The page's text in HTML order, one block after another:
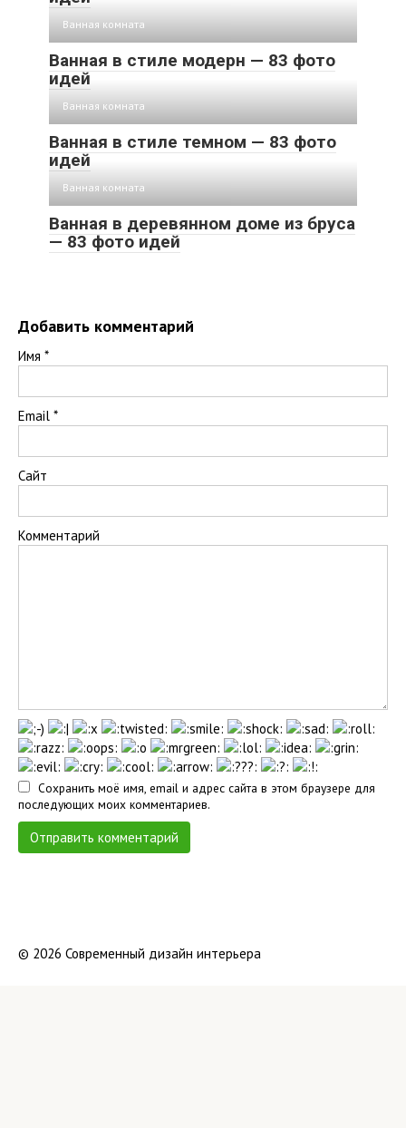
Ванная комната
Ванная в стиле модерн — 83 фото
идей
Ванная комната
Ванная в стиле темном — 83 фото
идей
Ванная комната
Ванная в деревянном доме из бруса
— 83 фото идей
Добавить комментарий
Имя *
Email *
Сайт
Комментарий
Сохранить моё имя, email и адрес сайта в этом браузере для
последующих моих комментариев.
© 2026 Современный дизайн интерьера